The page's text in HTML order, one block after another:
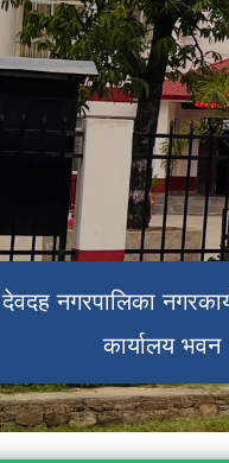
देवदह नगरपालिका
कार्यालय भवन